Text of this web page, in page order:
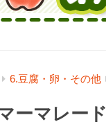
6.豆腐・卵・その他
ーマレード